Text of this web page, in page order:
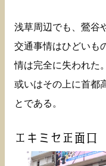
浅草周辺でも、鶯谷
交通事情はひどいも
情は完全に失われた
或いはその上に首都
とである。
エキミセ正面口